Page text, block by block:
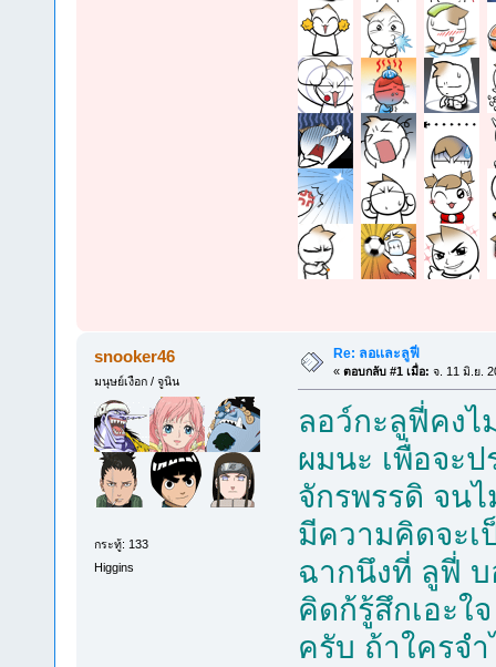
snooker46
มนุษย์เงือก / จูนิน
กระทู้: 133
Higgins
Re: ลอเเละลูฟี่
« ตอบกลับ #1 เมื่อ: จ. 11 มิ.ย.
ลอว์กะลูฟี่คงไ
ผมนะ เพื่อจะ
จักรพรรดิ จน
มีความคิดจะเ
ฉากนึงที่ ลูฟี่
คิดก้รู้สึกเอะใ
ครับ ถ้าใครจ